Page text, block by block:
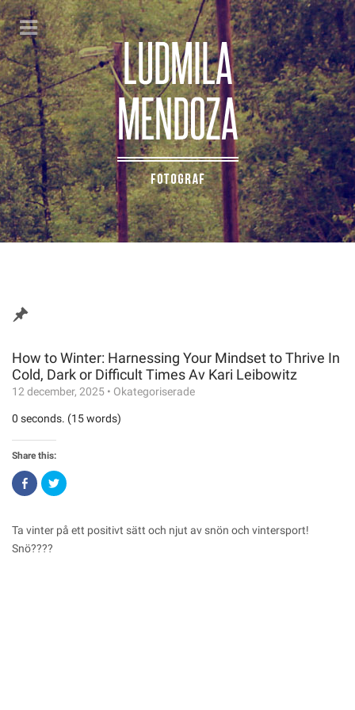
How to Winter: Harnessing Your Mindset to Thrive In
Cold, Dark or Difficult Times Av Kari Leibowitz
12 december, 2025 • Okategoriserade
0 seconds. (15 words)
Share this:
Click
to
share
(Opens
in
new
Click
to
(Opens
in
Ta vinter på ett positivt sätt och njut av snön och vintersport!
Snö????